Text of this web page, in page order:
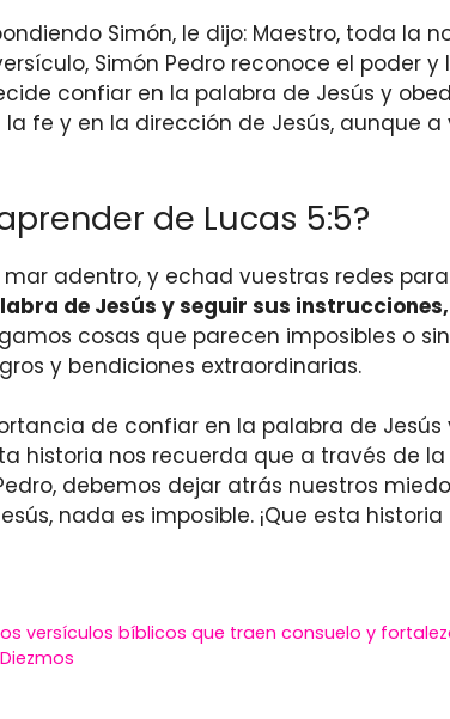
Simón, le dijo: Maestro, toda
Simón Pedro reconoce el poder
confiar en la palabra de Jesús y
fe y en la dirección de Jesús, aunque
de Lucas 5:5?
mar adentro, y echad vuestras redes
de Jesús y seguir sus
cosas que parecen imposibles o
y bendiciones extraordinarias.
de confiar en la palabra de
historia nos recuerda que a través de
debemos dejar atrás nuestros
nada es imposible. ¡Que esta
versículos bíblicos que traen consuelo y